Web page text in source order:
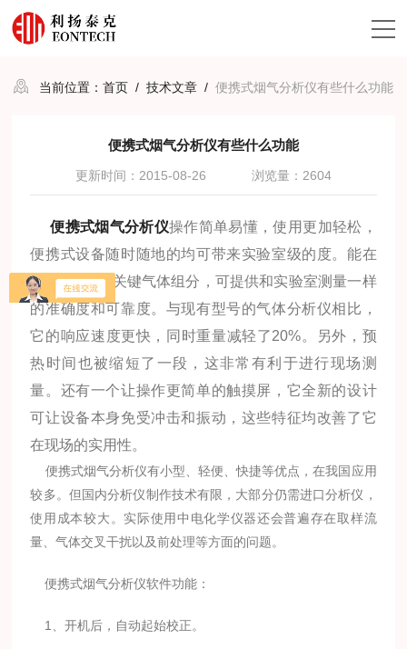
当前位置：首页 /技术文章 /便携式烟气分析仪有些什么功能
便携式烟气分析仪有些什么功能
更新时间：2015-08-26 浏览量：2604
便携式烟气分析仪操作简单易懂，使用更加轻松，
便携式设备随时随地的均可带来实验室级的度。能在
现场监测5种关键气体组分，可提供和实验室测量一样
的准确度和可靠度。与现有型号的气体分析仪相比，
它的响应速度更快，同时重量减轻了20%。另外，预
热时间也被缩短了一段，这非常有利于进行现场测
量。还有一个让操作更简单的触摸屏，它全新的设计
可让设备本身免受冲击和振动，这些特征均改善了它
在现场的实用性。
便携式烟气分析仪有小型、轻便、快捷等优点，在我国应用
较多。但国内分析仪制作技术有限，大部分仍需进口分析仪，
使用成本较大。实际使用中电化学仪器还会普遍存在取样流
量、气体交叉干扰以及前处理等方面的问题。
便携式烟气分析仪软件功能：
1、开机后，自动起始校正。